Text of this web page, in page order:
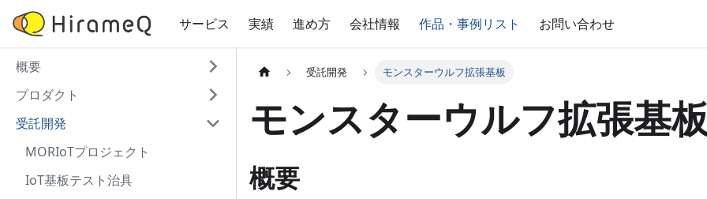
サービス 実績 進め方 会社情報 作品・事例リスト お問い合わせ
概要
プロダクト
受託開発
MORIoTプロジェクト
IoT基板テスト治具
受託開発 モンスターウルフ拡張基板
モンスターウルフ拡張基
概要